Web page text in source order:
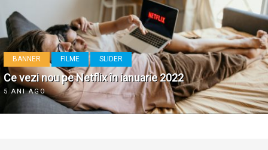
BANNER FILME SLIDER
Ce vezi nou pe Netflix în ianuarie 2022
5 ANI AGO